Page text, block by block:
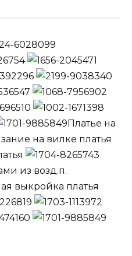
Платье на
на вилке платья
из возд.п.
выкройка платья